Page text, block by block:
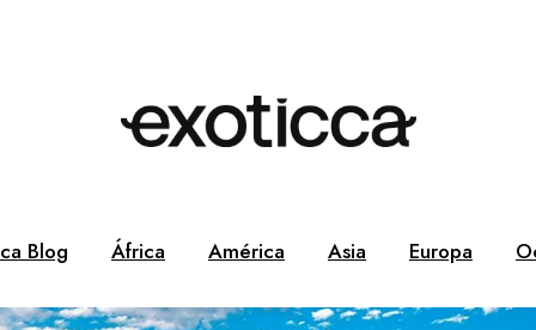
Blog África América Asia Europa